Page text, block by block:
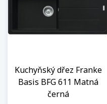
Kuchyňský dřez Franke
Basis BFG 611 Matná
černá